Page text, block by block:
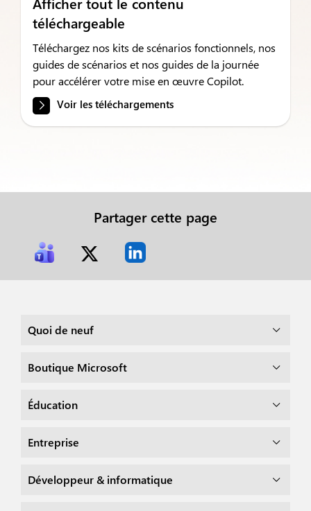
téléchargeable
Téléchargez nos kits de scénarios fonctionnels, nos
guides de scénarios et nos guides de la journée
pour accélérer votre mise en œuvre Copilot.
Voir les téléchargements
Partager cette page
Quoi de neuf
Boutique Microsoft
Éducation
Entreprise
Développeur & informatique